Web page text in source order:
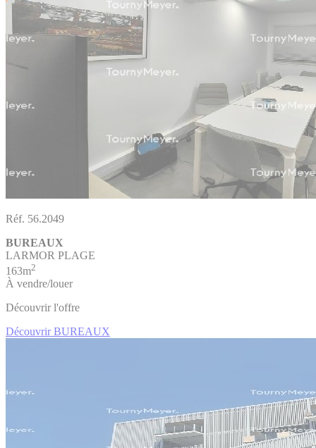
Réf. 56.2049
BUREAUX
LARMOR PLAGE
163m2
À vendre/louer
Découvrir l'offre
Découvrir BUREAUX